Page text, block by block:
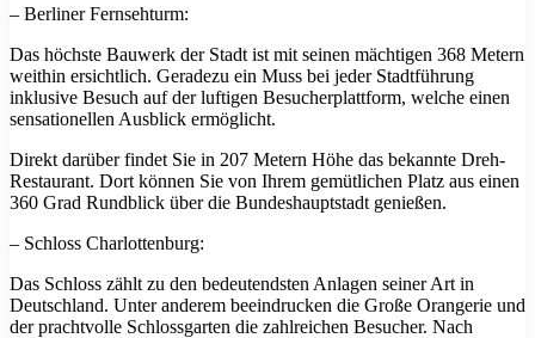
– Berliner Fernsehturm:
Das höchste Bauwerk der Stadt ist mit seinen mächtigen 368 Metern
weithin ersichtlich. Geradezu ein Muss bei jeder Stadtführung
inklusive Besuch auf der luftigen Besucherplattform, welche einen
sensationellen Ausblick ermöglicht.
Direkt darüber findet Sie in 207 Metern Höhe das bekannte Dreh-
Restaurant. Dort können Sie von Ihrem gemütlichen Platz aus einen
360 Grad Rundblick über die Bundeshauptstadt genießen.
– Schloss Charlottenburg:
Das Schloss zählt zu den bedeutendsten Anlagen seiner Art in
Deutschland. Unter anderem beeindrucken die Große Orangerie und
der prachtvolle Schlossgarten die zahlreichen Besucher. Nach